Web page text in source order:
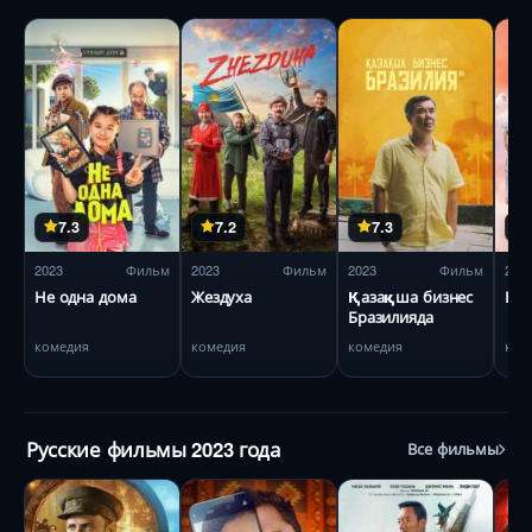
7.3
2023 Фильм
Не одна дома
комедия
7.2
2023 Фильм
Жездуха
комедия
7.3
2023 Фильм
Қазақша бизнес
Бразилияда
комедия
2023
Русские фильмы 2023 года Все фильмы